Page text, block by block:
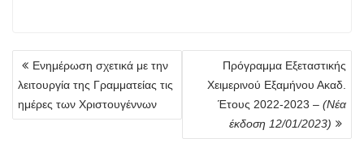
Πλοήγηση
άρθρων
Ενημέρωση σχετικά με την
λειτουργία της Γραμματείας τις
ημέρες των Χριστουγέννων
Πρόγραμμα Εξεταστικής
Χειμερινού Εξαμήνου Ακαδ.
Έτους 2022-2023 – (Νέα
έκδοση 12/01/2023)